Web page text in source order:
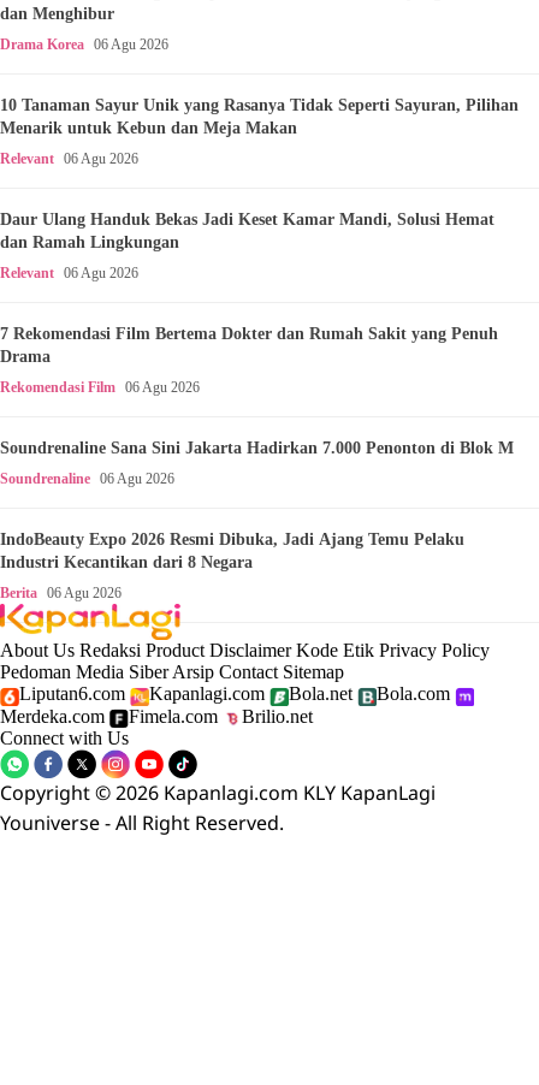
dan Menghibur
Drama Korea 06 Agu 2026
10 Tanaman Sayur Unik yang Rasanya Tidak Seperti Sayuran, Pilihan
Menarik untuk Kebun dan Meja Makan
Relevant 06 Agu 2026
Daur Ulang Handuk Bekas Jadi Keset Kamar Mandi, Solusi Hemat
dan Ramah Lingkungan
Relevant 06 Agu 2026
7 Rekomendasi Film Bertema Dokter dan Rumah Sakit yang Penuh
Drama
Rekomendasi Film 06 Agu 2026
Soundrenaline Sana Sini Jakarta Hadirkan 7.000 Penonton di Blok M
Soundrenaline 06 Agu 2026
IndoBeauty Expo 2026 Resmi Dibuka, Jadi Ajang Temu Pelaku
Industri Kecantikan dari 8 Negara
Berita 06 Agu 2026
About Us Redaksi Product Disclaimer Kode Etik Privacy Policy
Pedoman Media Siber Arsip Contact Sitemap
Liputan6.com
Kapanlagi.com Bola.net
Bola.com
Merdeka.com
Fimela.com
Brilio.net
Connect with Us
Copyright © 2026 Kapanlagi.com KLY KapanLagi
Youniverse - All Right Reserved.